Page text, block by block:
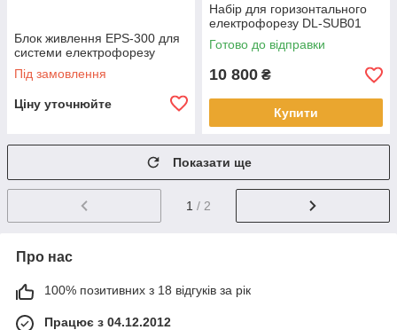
Блок живлення EPS-300 для
системи електрофорезу
Під замовлення
Ціну уточнюйте
Набір для горизонтального
електрофорезу DL-SUB01
Готово до відправки
10 800 ₴
Купити
Показати ще
1 / 2
Про нас
100% позитивних з 18 відгуків за рік
Працює з 04.12.2012